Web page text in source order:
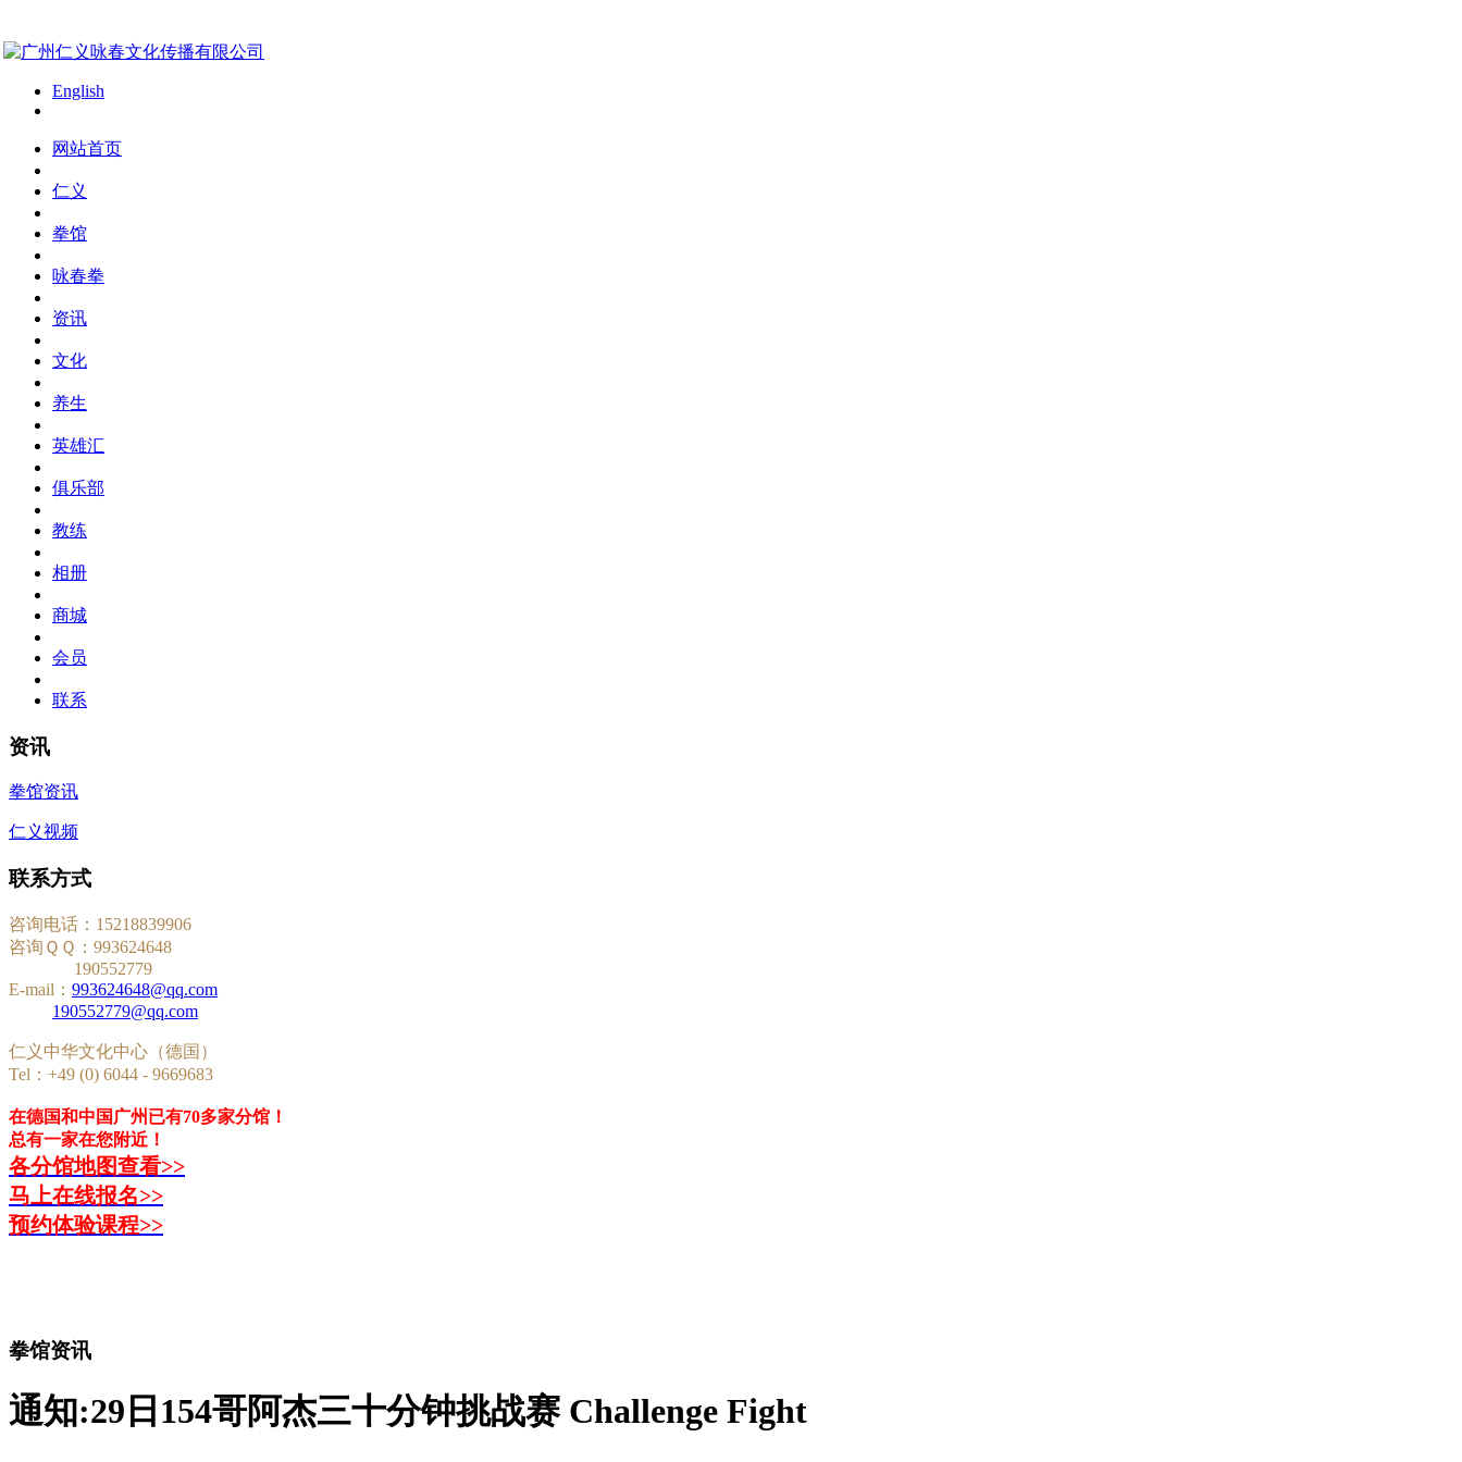
English
网站首页
仁义
拳馆
咏春拳
资讯
文化
养生
英雄汇
俱乐部
教练
相册
商城
会员
联系
资讯
拳馆资讯
仁义视频
联系方式
咨询电话：15218839906
咨询ＱＱ：993624648
190552779
E-mail： 993624648@qq.com
190552779@qq.com
仁义中华文化中心（德国）
Tel：+49 (0) 6044 - 9669683
在德国和中国广州已有70多家分馆！
总有一家在您附近！
各分馆地图查看>>
马上在线报名>>
预约体验课程>>
拳馆资讯
通知:29日154哥阿杰三十分钟挑战赛 Challenge Fight